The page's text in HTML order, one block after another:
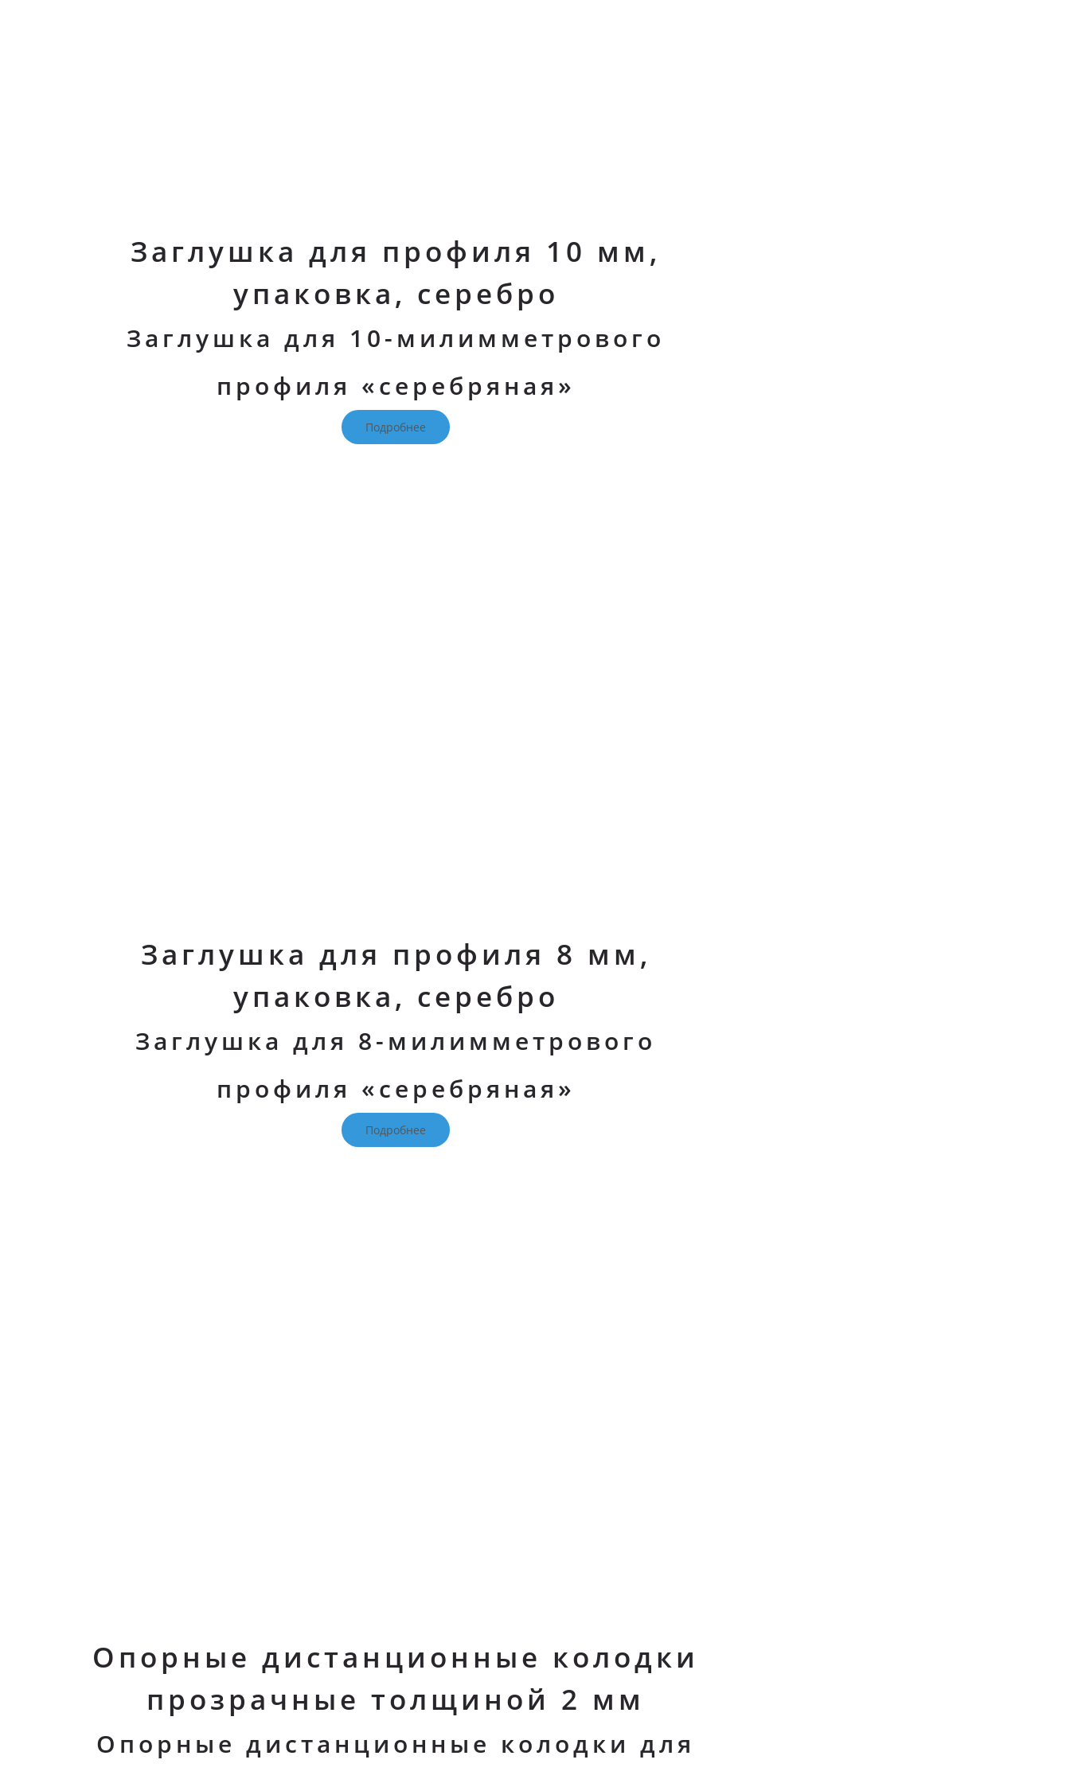
Заглушка для профиля 10 мм,
упаковка, серебро
Заглушка для 10-милимметрового
профиля «серебряная»
Подробнее
Заглушка для профиля 8 мм,
упаковка, серебро
Заглушка для 8-милимметрового
профиля «серебряная»
Подробнее
Опорные дистанционные колодки
прозрачные толщиной 2 мм
Опорные дистанционные колодки для